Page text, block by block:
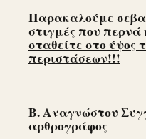
Παρακαλούμε
στιγμές που
σταθείτε στο ύψος
περιστάσεων!!!
Β. Αναγνώστου
αρθρογράφος